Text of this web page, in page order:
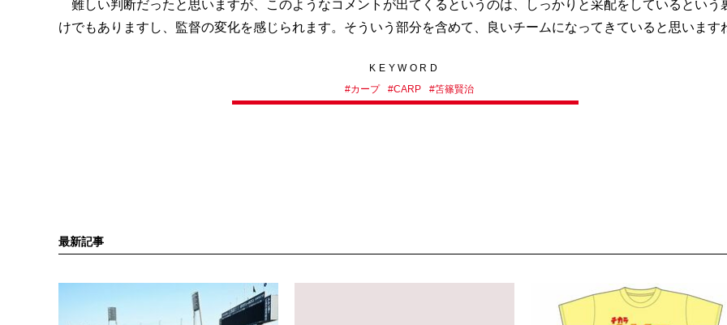
難しい判断だったと思いますが、このようなコメントが出てくるというのは、しっかりと采配をしているという
けでもありますし、監督の変化を感じられます。そういう部分を含めて、良いチームになってきていると思います
KEYWORD
#カープ #CARP #笘篠賢治
最新記事